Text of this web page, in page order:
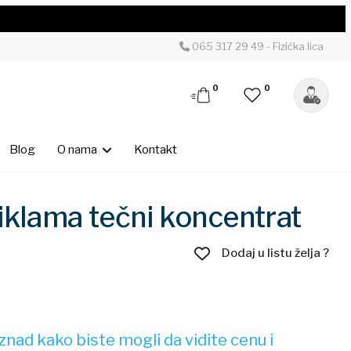
065 317 29 49 - Fizička lica
0 0
Blog O nama Kontakt
tečni koncentrat
Dodaj u listu želja ?
kako biste mogli da vidite cenu i